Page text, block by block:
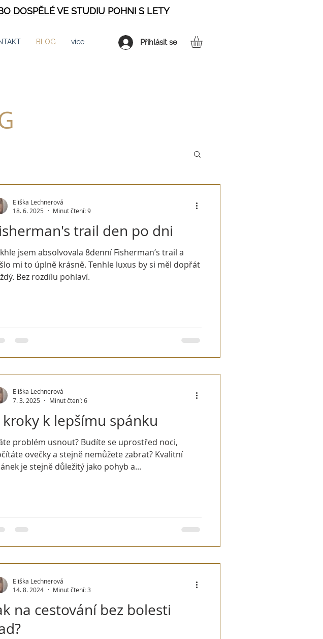
DOSPĚLÉ VE STUDIU POHNI S LETY
BLOG více Přihlásit se
trail den po dni
jsem absolvovala 8denní Fisherman’s trail a
mi to úplně krásně. Tenhle luxus by si měl dopřát
Bez rozdílu pohlaví.
Eliška Lechnerová
18. 6. 2025
Minut čtení: 9
kroky k lepšímu spánku
problém usnout? Budíte se uprostřed noci,
ovečky a stejně nemůžete zabrat? Kvalitní
je stejně důležitý jako pohyb a...
Eliška Lechnerová
7. 3. 2025
Minut čtení: 6
na cestování bez bolesti
Eliška Lechnerová
14. 8. 2024
Minut čtení: 3